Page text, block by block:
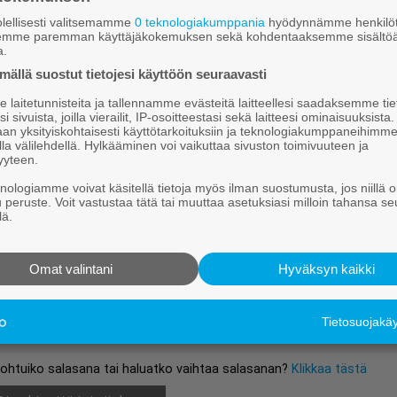
lukuoikeus vuorokaudeksiKlikkaa tästä
Jatka lukemista kirjautumalla sisään
Oletko tilaaja? Käyttäjätunnuksen ja/tai salasanan voit tiedustella
asiakaspalvelustamme (konttori@joutsanseutu.fi tai 0201 876 100)
Käyttäjätunnus:
salasana tai haluatko vaihtaa salasanan? Klikkaa tästä
valitsemamme 0 teknologiakumppania hyödynnämme
paremman käyttäjäkokemuksen sekä kohdentaaksemme
suostut tietojesi käyttöön seuraavasti
laitetunnisteita ja tallennamme evästeitä laitteellesi saadaksemme
sivuista, joilla vierailit, IP-osoitteestasi sekä laitteesi
yksityiskohtaisesti käyttötarkoituksiin ja teknologiakumppaneihimme
välilehdellä. Hylkääminen voi vaikuttaa sivuston toimivuuteen ja
voivat käsitellä tietoja myös ilman suostumusta, jos niillä
peruste. Voit vastustaa tätä tai muuttaa asetuksiasi milloin tahansa
Hyväksyn kaikki
Omat valintani